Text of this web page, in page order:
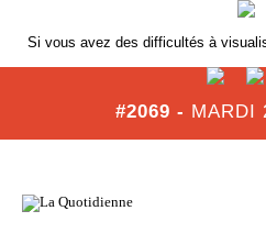
Si vous avez des difficultés à
#2069 - MARDI